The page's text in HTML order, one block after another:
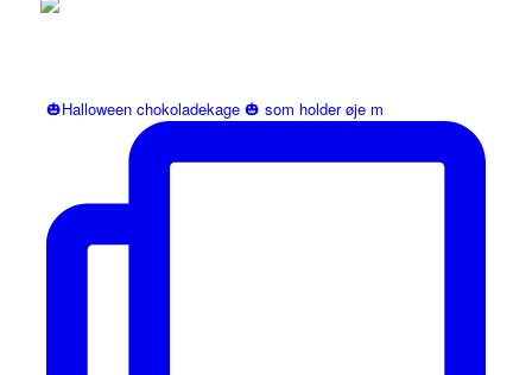
🎃Halloween chokoladekage 🎃 som holder øje m